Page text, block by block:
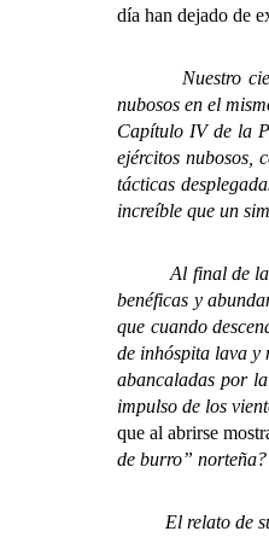
día han dejado de
Nuestro
nubosos en el
Capítulo IV de la
ejércitos nubosos,
tácticas
increíble que un
Al final de la
benéficas y
que cuando
de inhóspita lava y
abancaladas por
impulso de los
que al abrirse
de burro” norteña?
El relato de su